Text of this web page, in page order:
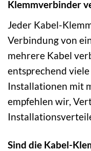
Klemmverbinder
Jeder Kabel-
Verbindung von
mehrere Kabel
entsprechend viele
Installationen mit
empfehlen wir,
Sind die Kabel-